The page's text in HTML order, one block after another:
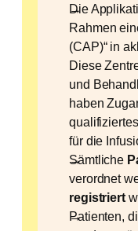
Die
Rahmen
(CAP)“ in
Diese
und
haben
für die
Sämtliche
verordnet
registriert
Patienten,